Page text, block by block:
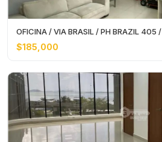
OFICINA / VIA BRASIL / PH BRAZIL 405
$185,000